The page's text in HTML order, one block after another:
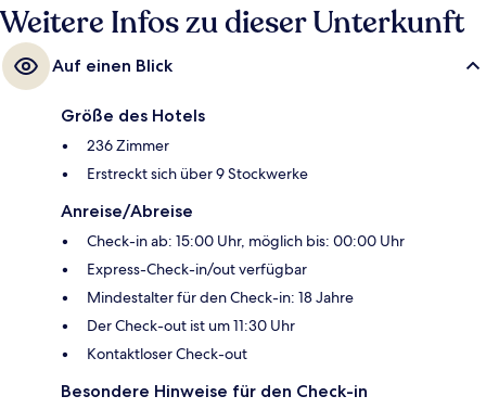
Reisende lieben das hilfsbereite Personal und das Frühstück.
Weitere Infos zu dieser Unterkunft
Auf einen Blick
Größe des Hotels
236 Zimmer
Erstreckt sich über 9 Stockwerke
Anreise/Abreise
Check-in ab: 15:00 Uhr, möglich bis: 00:00 Uhr
Express-Check-in/out verfügbar
Mindestalter für den Check-in: 18 Jahre
Der Check-out ist um 11:30 Uhr
Kontaktloser Check-out
Besondere Hinweise für den Check-in